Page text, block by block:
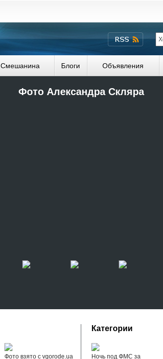
Смешанина Блоги Объявления
Фото Александра Скляра
Фото взято с vgorode.ua
Категории
Ночь под ФМС за